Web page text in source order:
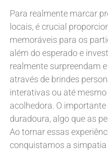
Para realmente marcar
locais, é crucial
memoráveis para os
além do esperado e
realmente surpreendam
através de brindes
interativas ou até
acolhedora. O
duradoura, algo que as
Ao tornar essas
conquistamos a